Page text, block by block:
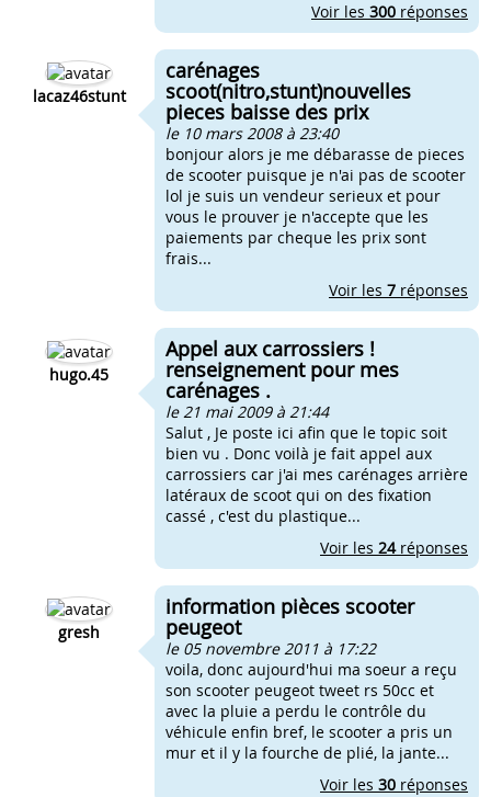
Voir les 300 réponses
lacaz46stunt
carénages
scoot(nitro,stunt)nouvelles
pieces baisse des prix
le 10 mars 2008 à 23:40
bonjour alors je me débarasse de pieces
de scooter puisque je n'ai pas de scooter
lol je suis un vendeur serieux et pour
vous le prouver je n'accepte que les
paiements par cheque les prix sont
frais...
Voir les 7 réponses
hugo.45
Appel aux carrossiers !
renseignement pour mes
carénages .
le 21 mai 2009 à 21:44
Salut , Je poste ici afin que le topic soit
bien vu . Donc voilà je fait appel aux
carrossiers car j'ai mes carénages arrière
latéraux de scoot qui on des fixation
cassé , c'est du plastique...
Voir les 24réponses
gresh
information pièces scooter
peugeot
le 05 novembre 2011 à 17:22
voila, donc aujourd'hui ma soeur a reçu
son scooter peugeot tweet rs 50cc et
avec la pluie a perdu le contrôle du
véhicule enfin bref, le scooter a pris un
mur et il y la fourche de plié, la jante...
Voir les 30 réponses